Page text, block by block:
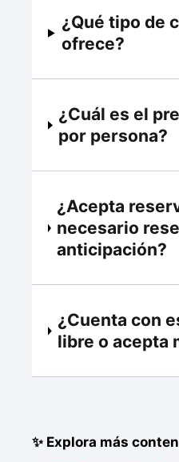
¿Qué tipo de
ofrece?
¿Cuál es el
por persona?
¿Acepta
necesario
anticipación?
¿Cuenta con
libre o acepta
✨ Explora más